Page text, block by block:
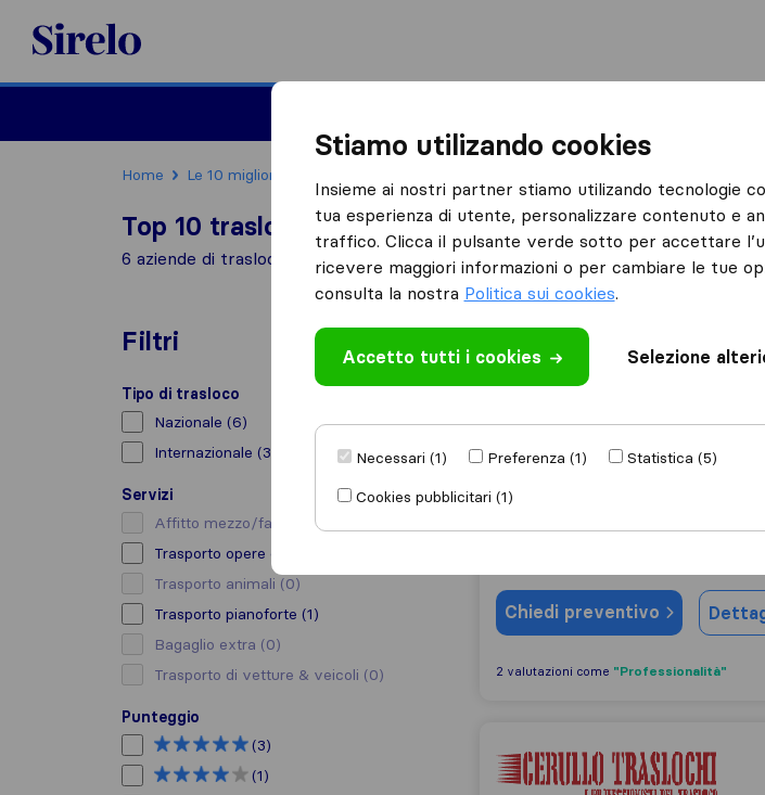
Sirelo.it
Home Le 10 migliori aziende di traslochi in Italia
Top 10 traslocatori a Settimo Torinese
6 aziende di traslochi trovate a Settimo Torinese
Filtri
Tipo di trasloco
Nazionale (6)
Internazionale (3)
Servizi
Affitto mezzo/facchino
Trasporto opere d’arte
Trasporto animali (0)
Trasporto pianoforte (1)
Bagaglio extra (0)
Trasporto di vetture & veicoli (0)
Punteggio
(3)
(1)
7,4
FERCAM Removals &
Chiedi preventivo
2 valutazioni come "Professionalità"
Traslochi Cerullo
Stiamo utilizando cookies
Insieme ai nostri partner stiamo utilizando tecnologie
tua esperienza di utente, personalizzare contenuto e
traffico. Clicca il pulsante verde sotto per accettare
ricevere maggiori informazioni o per cambiare le tue
consulta la nostra Politica sui cookies.
Accetto tutti i cookies Selezione
Necessari (1) Preferenza (1)
Statistica (5)
Cookies pubblicitari (1)